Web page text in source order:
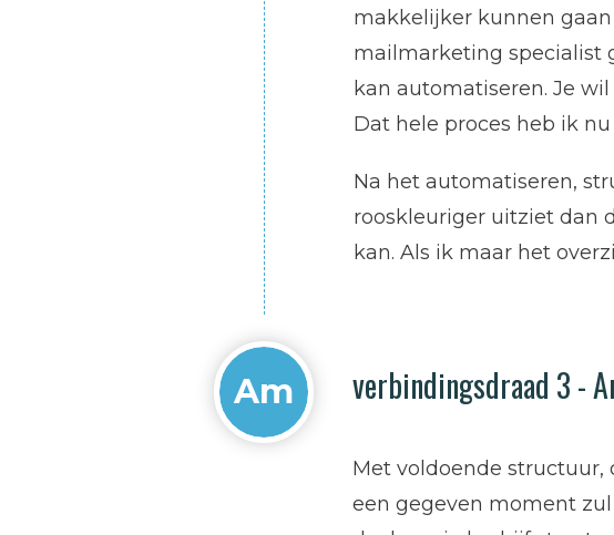
makkelijker kunnen
mailmarketing specialist
kan automatiseren. Je
Dat hele proces heb ik
Na het automatiseren,
rooskleuriger uitziet dan
kan. Als ik maar het
Am verbindingsdraad 3 -
Met voldoende structuur,
een gegeven moment